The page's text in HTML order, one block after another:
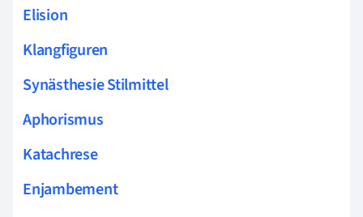
Elision
Klangfiguren
Synästhesie Stilmittel
Aphorismus
Katachrese
Enjambement